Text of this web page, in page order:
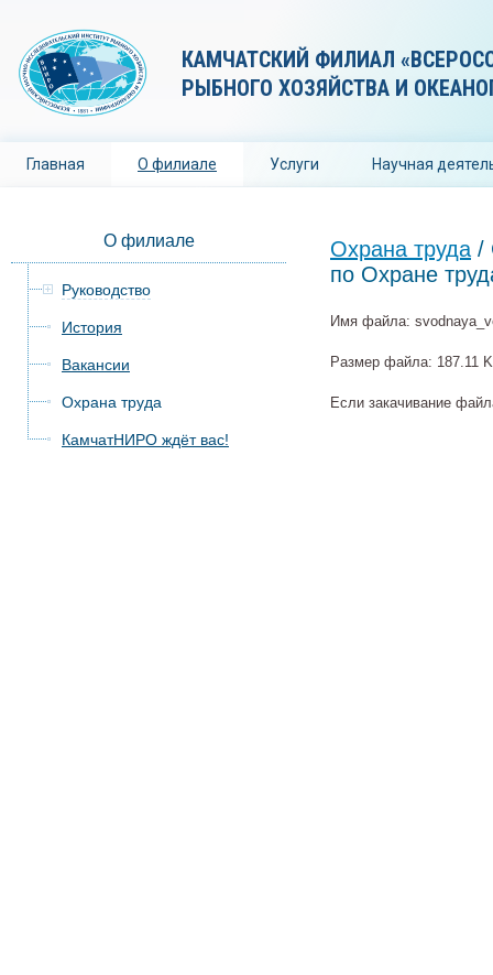
КАМЧАТСКИЙ ФИЛИАЛ
РЫБНОГО ХОЗЯЙСТВА И
Главная О филиале Услуги Научная
О филиале
Руководство
История
Вакансии
Охрана труда
КамчатНИРО ждёт вас!
Охрана труда /
по Охране
Имя файла:
Размер файла: 187.11
Если закачивание